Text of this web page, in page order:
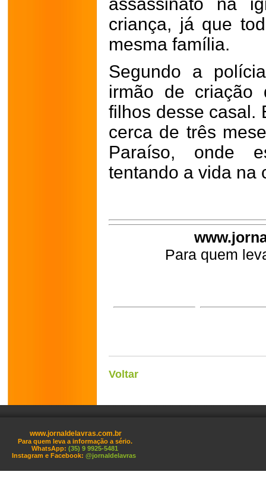
criança, já que
mesma família.
Segundo a
irmão de criação
filhos desse casal.
cerca de três
Paraíso, onde
tentando a vida na
Para quem
Voltar
www.jornaldelavras.com.br
Para quem leva a informação a sério.
WhatsApp: (35) 9 9925-5481
Instagram e Facebook: @jornaldelavras